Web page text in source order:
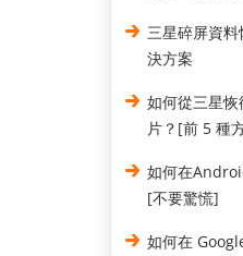
三星碎屏資
決方案
如何從三星
片？[前 5 種
如何在
[不要驚慌]
如何在